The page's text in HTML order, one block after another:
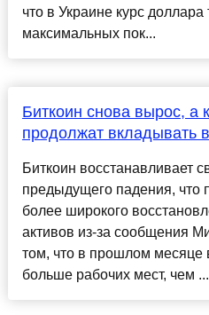
что в Украине курс доллара
максимальных пок...
Биткоин снова вырос, а
продолжат вкладывать
Биткоин восстанавливает
предыдущего падения, что
более широкого
активов из-за сообщения
том, что в прошлом месяце
больше рабочих мест, чем ...